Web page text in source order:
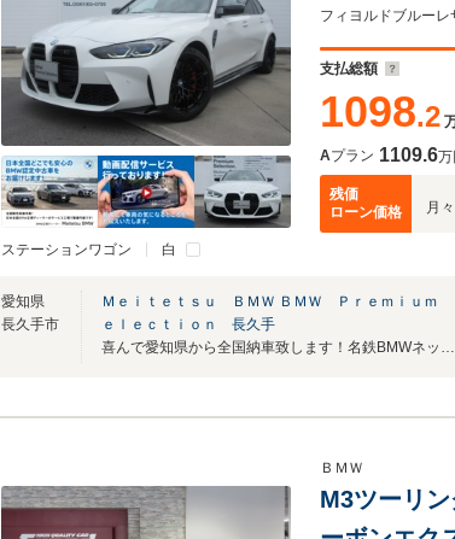
ステーションワゴン 白
ー/純正地
支払総額
1098.2
Aプラン 1109.6万
残価
ローン価格
月々
愛知県
長久手市
Ｍｅｉｔｅｔｓｕ ＢＭＷ ＢＭＷ Ｐｒｅｍｉｕｍ
ｅｌｅｃｔｉｏｎ 長久手
喜んで愛知県から全国納車致します！名鉄BMWネットワークで安心と喜びのカーライフを
ＢＭＷ
M3ツーリ